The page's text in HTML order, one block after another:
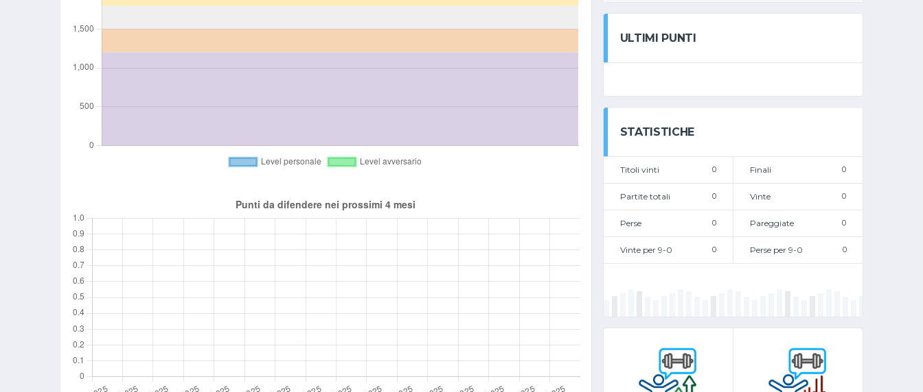
ULTIMI PUNTI
STATISTICHE
Titoli vinti 0 Finali 0
Partite totali 0 Vinte 0
Perse 0 Pareggiate 0
Vinte per 9-0 0 Perse per 9-0 0